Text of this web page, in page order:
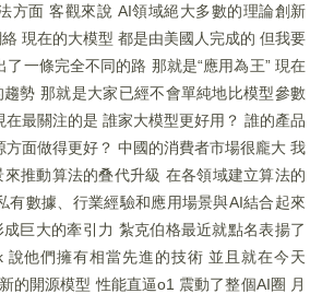
方面 客觀來說 AI領域絕大多數的理論創新
現在的大模型 都是由美國人完成的 但我要
一條完全不同的路 那就是“應用為王” 現在
勢 那就是大家已經不會單純地比模型參數
最關注的是 誰家大模型更好用？ 誰的產品
方面做得更好？ 中國的消費者市場很龐大 我
推動算法的叠代升級 在各領域建立算法的
有數據、行業經驗和應用場景與AI結合起來
巨大的牽引力 紮克伯格最近就點名表揚了
說他們擁有相當先進的技術 並且就在今天
的開源模型 性能直逼o1 震動了整個AI圈 月